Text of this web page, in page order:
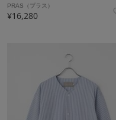
PRAS（プラス）
¥16,280